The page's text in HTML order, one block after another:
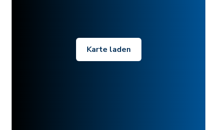
Karte laden